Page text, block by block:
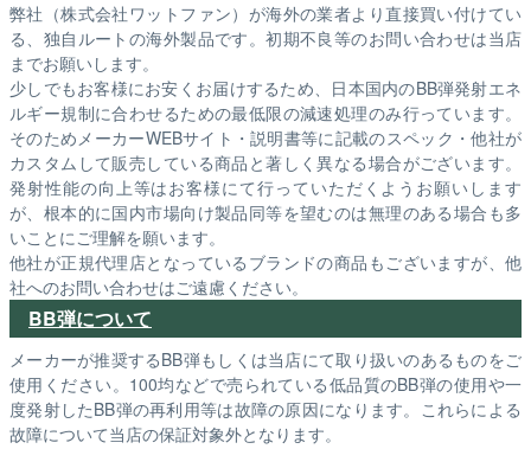
弊社（株式会社ワットファン）が海外の業者より直接買い付けてい
る、独自ルートの海外製品です。初期不良等のお問い合わせは当店
までお願いします。
少しでもお客様にお安くお届けするため、日本国内のBB弾発射エネ
ルギー規制に合わせるための最低限の減速処理のみ行っています。
そのためメーカーWEBサイト・説明書等に記載のスペック・他社が
カスタムして販売している商品と著しく異なる場合がございます。
発射性能の向上等はお客様にて行っていただくようお願いします
が、根本的に国内市場向け製品同等を望むのは無理のある場合も多
いことにご理解を願います。
他社が正規代理店となっているブランドの商品もございますが、他
社へのお問い合わせはご遠慮ください。
BB弾について
メーカーが推奨するBB弾もしくは当店にて取り扱いのあるものをご
使用ください。100均などで売られている低品質のBB弾の使用や一
度発射したBB弾の再利用等は故障の原因になります。これらによる
故障について当店の保証対象外となります。